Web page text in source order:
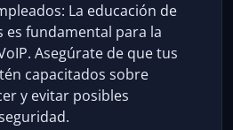
La educación de
es fundamental para la
Asegúrate de que tus
capacitados sobre
y evitar posibles